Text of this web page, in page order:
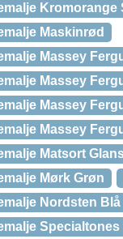
Kromorange
Maskinrød
Massey
Massey
Massey
Massey
Matsort
Mørk Grøn
Nordsten Blå
Specialtones